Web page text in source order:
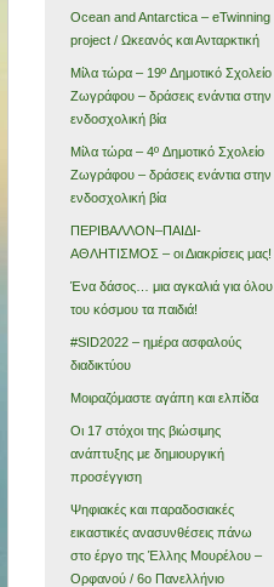
Ocean and Antarctica – eTwinning
project / Ωκεανός και Ανταρκτική
Μίλα τώρα – 19º Δημοτικό Σχολείο
Ζωγράφου – δράσεις ενάντια στην
ενδοσχολική βία
Μίλα τώρα – 4º Δημοτικό Σχολείο
Ζωγράφου – δράσεις ενάντια στην
ενδοσχολική βία
ΠΕΡΙΒΑΛΛΟΝ–ΠΑΙΔΙ-
ΑΘΛΗΤΙΣΜΟΣ – οι Διακρίσεις μας!
Ένα δάσος… μια αγκαλιά για όλου
του κόσμου τα παιδιά!
#SID2022 – ημέρα ασφαλούς
διαδικτύου
Μοιραζόμαστε αγάπη και ελπίδα
Οι 17 στόχοι της βιώσιμης
ανάπτυξης με δημιουργική
προσέγγιση
Ψηφιακές και παραδοσιακές
εικαστικές ανασυνθέσεις πάνω
στο έργο της Έλλης Μουρέλου –
Ορφανού / 6ο Πανελλήνιο